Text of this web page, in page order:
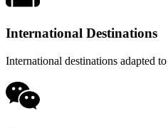
International Destinations
International destinations adapted